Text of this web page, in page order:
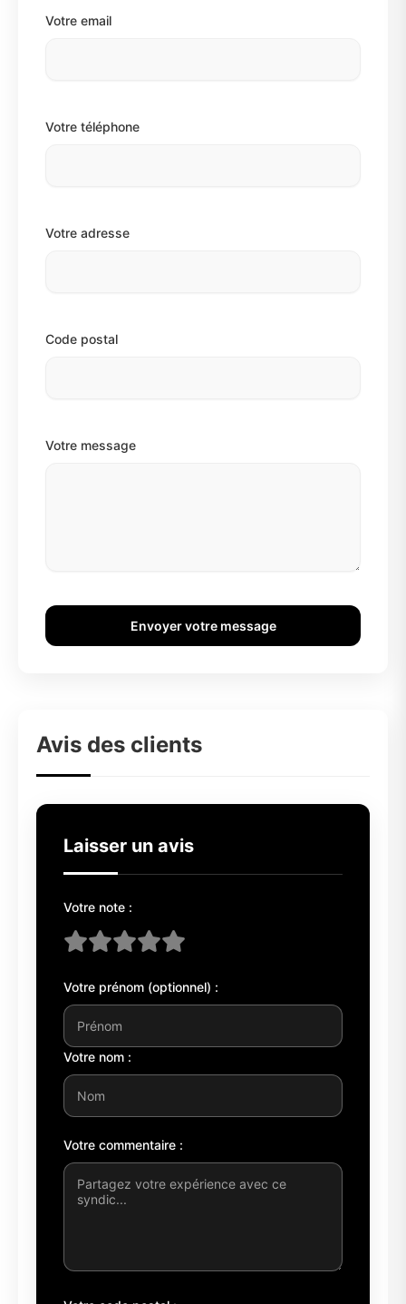
Votre email
Votre téléphone
Votre adresse
Code postal
Votre message
Envoyer votre message
Avis des clients
Laisser un avis
Votre note :
Votre prénom (optionnel) :
Votre nom :
Votre commentaire :